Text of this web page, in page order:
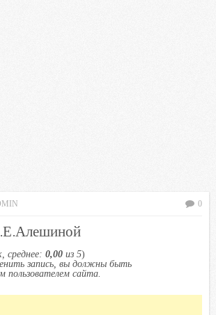
0
среднее: 0,00 из 5)
запись, вы должны быть
пользователем сайта.